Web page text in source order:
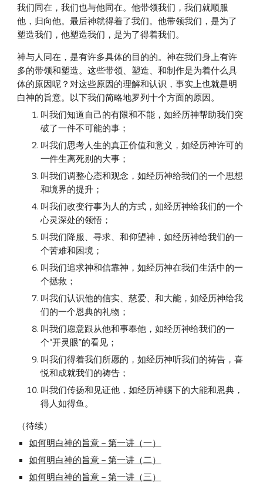
我们同在，我们也与他同在。他带领我们，我们就顺服
他，归向他。最后神就得着了我们。他带领我们，是为了
塑造我们，他塑造我们，是为了得着我们。
神与人同在，是有许多具体的目的的。神在我们身上有许
多的带领和塑造。这些带领、塑造、和制作是为着什么具
体的原因呢？对这些原因的理解和认识，事实上也就是明
白神的旨意。以下我们简略地罗列十个方面的原因。
叫我们知道自己的有限和不能，如经历神帮助我们突
破了一件不可能的事；
叫我们思考人生的真正价值和意义，如经历神许可的
一件生离死别的大事；
叫我们调整心态和观念，如经历神给我们的一个思想
和境界的提升；
叫我们改变行事为人的方式，如经历神给我们的一个
心灵深处的领悟；
叫我们降服、寻求、和仰望神，如经历神给我们的一
个苦难和困境；
叫我们追求神和信靠神，如经历神在我们生活中的一
个拯救；
叫我们认识他的信实、慈爱、和大能，如经历神给我
们的一个恩典的礼物；
叫我们愿意跟从他和事奉他，如经历神给我们的一
个“开灵眼”的看见；
叫我们得着我们所愿的，如经历神听我们的祷告，喜
悦和成就我们的祷告；
叫我们传扬和见证他，如经历神赐下的大能和恩典，
得人如得鱼。
（待续）
如何明白神的旨意－第一讲（一）
如何明白神的旨意－第一讲（二）
如何明白神的旨意－第一讲（三）